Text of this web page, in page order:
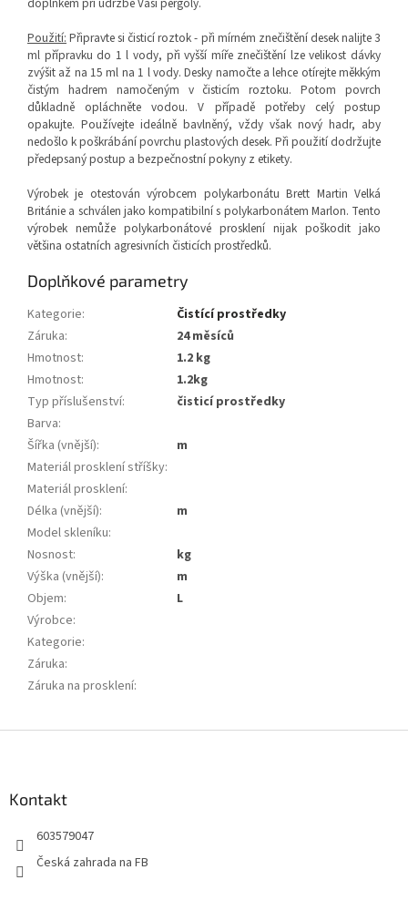
Použití: Připravte si čisticí roztok - při mírném znečištění desek nalijte 3
ml přípravku do 1 l vody, při vyšší míře znečištění lze velikost dávky
zvýšit až na 15 ml na 1 l vody. Desky namočte a lehce otírejte měkkým
čistým hadrem namočeným v čisticím roztoku. Potom povrch
důkladně opláchněte vodou. V případě potřeby celý postup
opakujte. Používejte ideálně bavlněný, vždy však nový hadr, aby
nedošlo k poškrábání povrchu plastových desek. Při použití dodržujte
předepsaný postup a bezpečnostní pokyny z etikety.
Výrobek je otestován výrobcem polykarbonátu Brett Martin Velká
Británie a schválen jako kompatibilní s polykarbonátem Marlon. Tento
výrobek nemůže polykarbonátové prosklení nijak poškodit jako
většina ostatních agresivních čisticích prostředků.
Doplňkové parametry
Kategorie:
Čistící prostředky
Záruka:
24 měsíců
Hmotnost:
1.2 kg
Hmotnost:
1.2kg
Typ příslušenství:
čisticí prostředky
Barva:
Šířka (vnější):
m
Materiál prosklení stříšky:
Materiál prosklení:
Délka (vnější):
m
Model skleníku:
Nosnost:
kg
Výška (vnější):
m
Objem:
L
Výrobce:
Kategorie:
Záruka:
Záruka na prosklení:
Kontakt
603579047
Česká zahrada na FB